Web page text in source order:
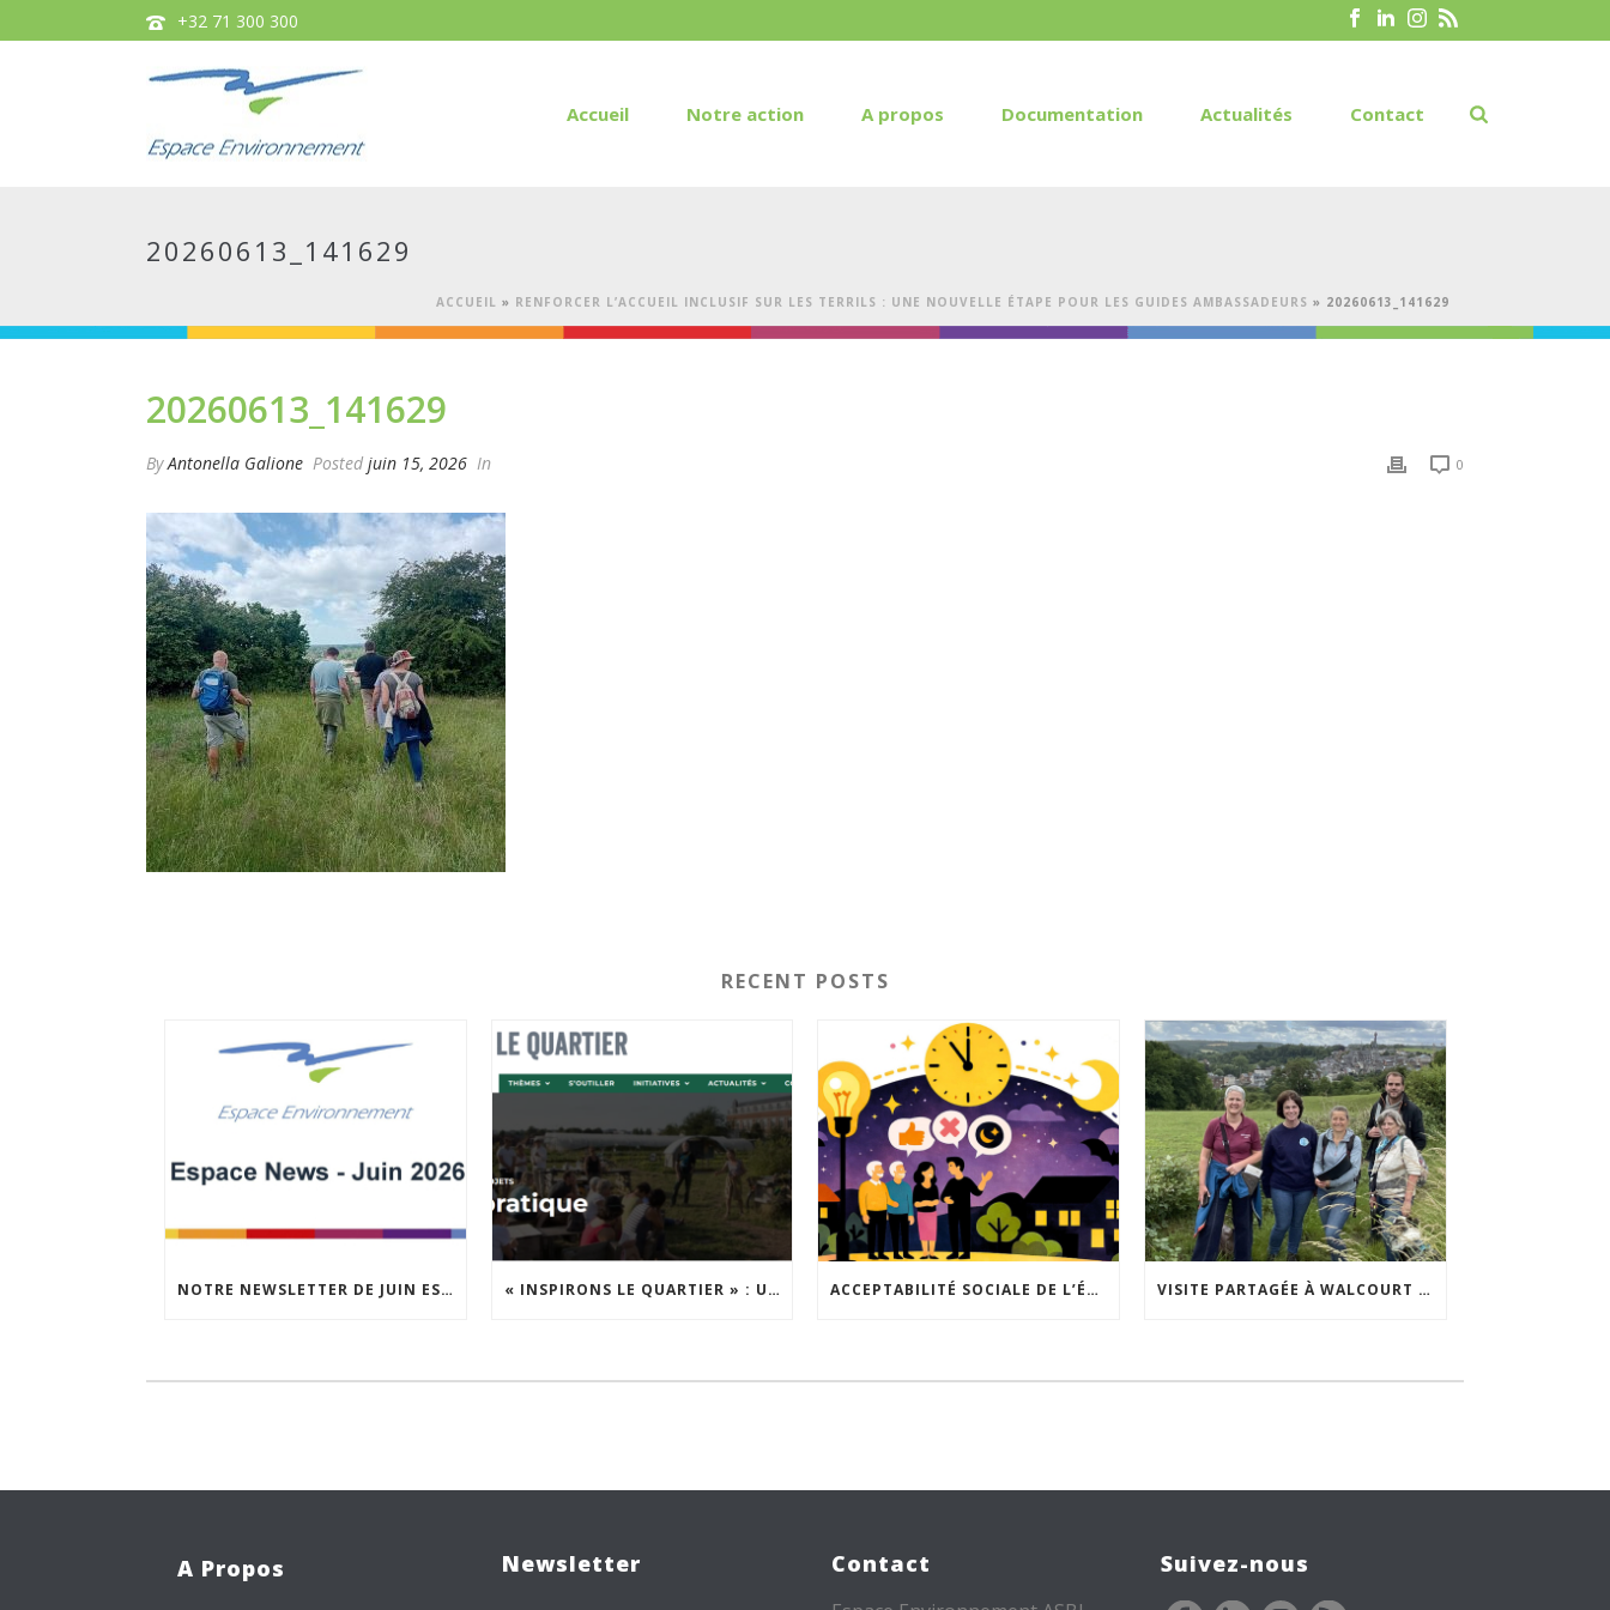
+32 71 300 300
Accueil Notre action A propos Documentation Actualités Contact
20260613_141629
ACCUEIL » RENFORCER L’ACCUEIL INCLUSIF SUR LES TERRILS : UNE NOUVELLE ÉTAPE POUR LES GUIDES AMBASSADEURS » 20260613_141629
20260613_141629
ByAntonella Galione Posted juin 15, 2026 In 0
RECENT POSTS
NOTRE NEWSLETTER DE JUIN EST EN LIGNE ! « INSPIRONS LE QUARTIER » : UN NOUVEL APPEL À PROJETS EST LANCÉ ! ACCEPTABILITÉ SOCIALE DE L’ÉCLAIRAGE NOCTURNE : LE REPLAY EST DISPONIBLE VISITE PARTAGÉE À WALCOURT : UNE DÉMARCHE PARTICIPATIVE ANIMÉE PAR ESPACE ENVIRONNEMENT
A Propos Newsletter Contact Suivez-nous